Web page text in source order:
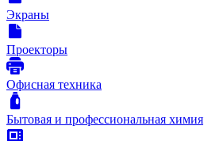
Экраны
Проекторы
Офисная техника
Бытовая и профессиональная химия